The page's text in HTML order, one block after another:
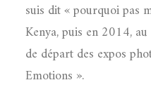
suis dit « pourquoi pas
Kenya, puis en 2014,
de départ des expos
Emotions ».